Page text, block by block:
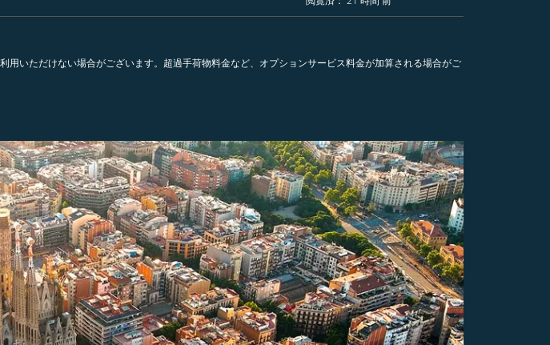
いただけない場合がございます。超過手荷物料金など、オプションサービス料金が加算される場合がご